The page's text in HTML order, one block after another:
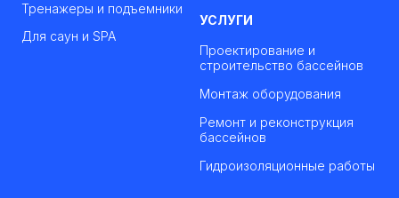
Тренажеры и подъемники
Для саун и SPA
УСЛУГИ
Проектирование и
строительство бассейнов
Монтаж оборудования
Ремонт и реконструкция
бассейнов
Гидроизоляционные работы